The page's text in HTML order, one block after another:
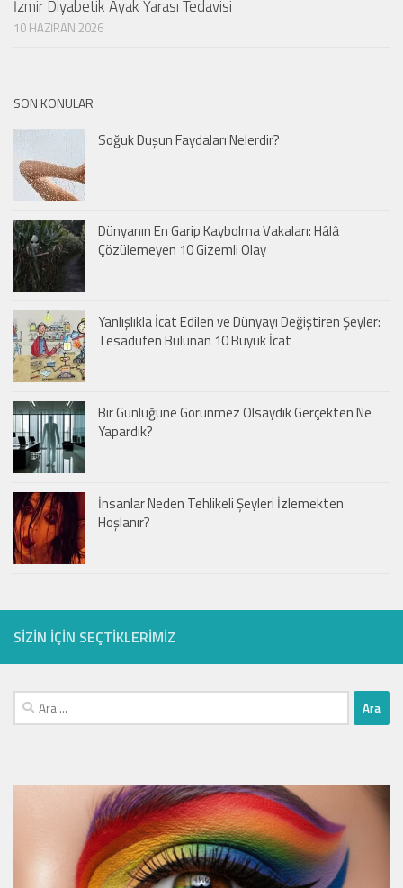
İzmir Diyabetik Ayak Yarası Tedavisi
10 HAZIRAN 2026
SON KONULAR
Soğuk Duşun Faydaları Nelerdir?
Dünyanın En Garip Kaybolma Vakaları: Hâlâ
Çözülemeyen 10 Gizemli Olay
Yanlışlıkla İcat Edilen ve Dünyayı Değiştiren Şeyler:
Tesadüfen Bulunan 10 Büyük İcat
Bir Günlüğüne Görünmez Olsaydık Gerçekten Ne
Yapardık?
İnsanlar Neden Tehlikeli Şeyleri İzlemekten
Hoşlanır?
SIZIN IÇIN SEÇTIKLERIMIZ
Arama: